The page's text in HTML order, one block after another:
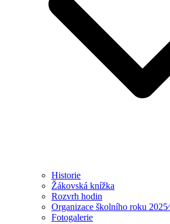
Historie
Žákovská knížka
Rozvrh hodin
Organizace školního roku
Fotogalerie